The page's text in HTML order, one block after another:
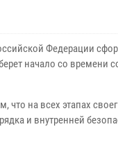
Федерации
начало со времени
что на всех этапах
и внутренней